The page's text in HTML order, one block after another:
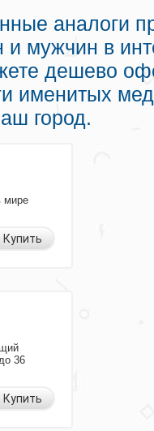
аналоги
мужчин в
дешево
именитых
город.
мире
Купить
36
Купить